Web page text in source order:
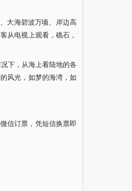
大海碧波万顷、岸边高
从电视上观看，礁石，
下，从海上看陆地的各
风光，如梦的海湾，如
信订票，凭短信换票即